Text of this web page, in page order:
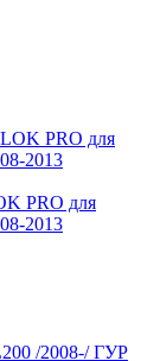
PRO для
2013